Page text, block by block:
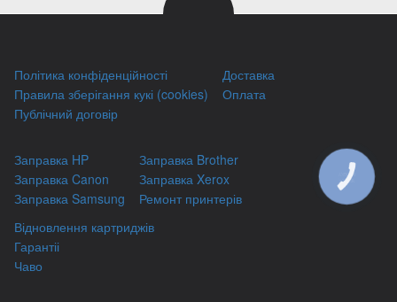
Політика конфіденційності
Правила зберігання кукі (cookies)
Публічний договір
Доставка
Оплата
Заправка HP
Заправка Canon
Заправка Samsung
Заправка Brother
Заправка Xerox
Ремонт принтерів
Відновлення картриджів
Гарантіі
Чаво
КНОПКА
ЗВ'ЯЗКУ